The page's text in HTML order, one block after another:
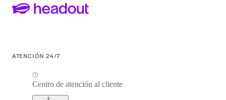
ATENCIÓN 24/7
Centro de atención al cliente